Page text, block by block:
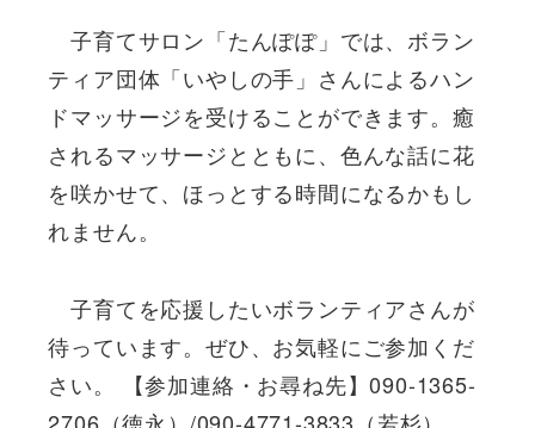
子育てサロン「たんぽぽ」では、ボラン
ティア団体「いやしの手」さんによるハン
ドマッサージを受けることができます。癒
されるマッサージとともに、色んな話に花
を咲かせて、ほっとする時間になるかもし
れません。
子育てを応援したいボランティアさんが
待っています。ぜひ、お気軽にご参加くだ
さい。 【参加連絡・お尋ね先】090-1365-
2706（徳永）/090-4771-3833（若杉）